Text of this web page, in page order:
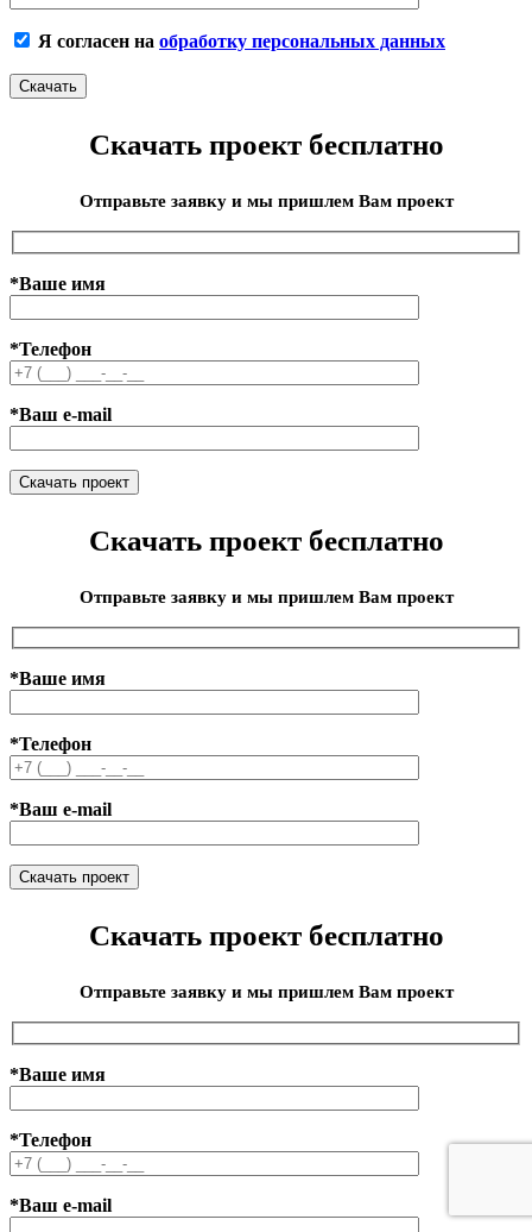
Я согласен на обработку персональных данных
Скачать проект бесплатно
Отправьте заявку и мы пришлем Вам проект
*Ваше имя
*Телефон
*Ваш e-mail
Скачать проект бесплатно
Отправьте заявку и мы пришлем Вам проект
*Ваше имя
*Телефон
*Ваш e-mail
Скачать проект бесплатно
Отправьте заявку и мы пришлем Вам проект
*Ваше имя
*Телефон
*Ваш e-mail